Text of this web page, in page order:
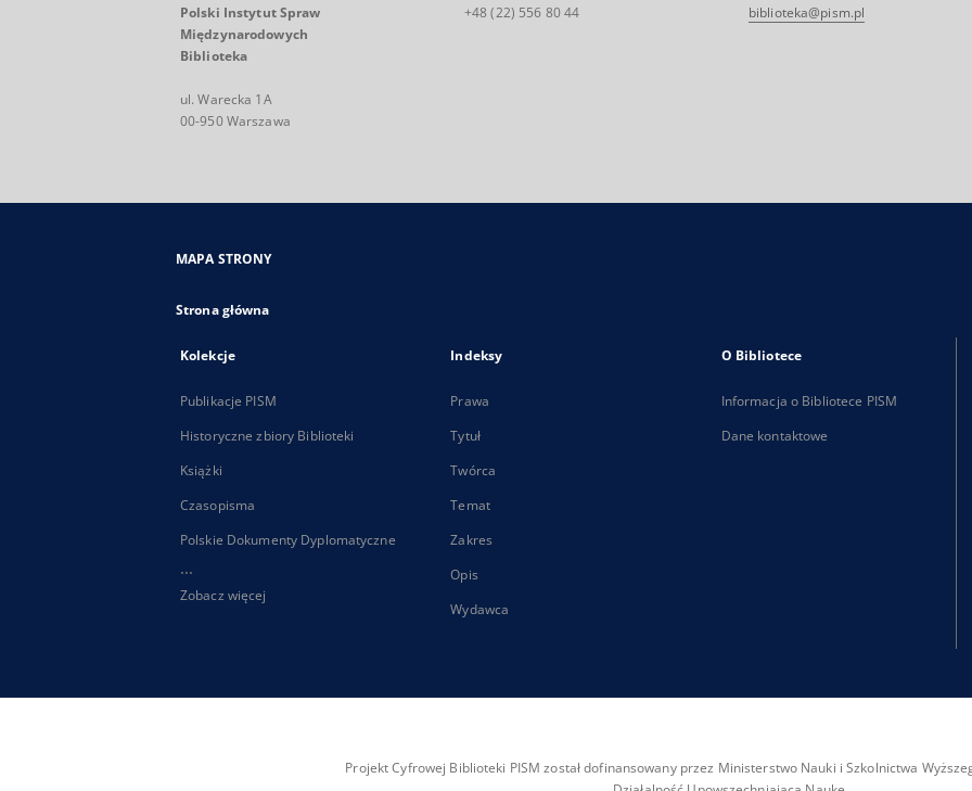
Polski Instytut Spraw
Międzynarodowych
Biblioteka
ul. Warecka 1A
00-950 Warszawa
+48 (22) 556 80 44 biblioteka@pism.pl
MAPA STRONY
Strona główna
Kolekcje
Publikacje PISM
Historyczne zbiory Biblioteki
Książki
Czasopisma
Polskie Dokumenty Dyplomatyczne
...
Zobacz więcej
Indeksy
Prawa
Tytuł
Twórca
Temat
Zakres
Opis
Wydawca
O Bibliotece
Informacja o Bibliotece PISM
Dane kontaktowe
Projekt Cyfrowej Biblioteki PISM został dofinansowany przez Ministerstwo Nauki i Szkolnictwa